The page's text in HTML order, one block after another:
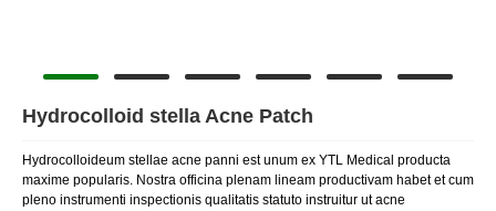
Hydrocolloid stella Acne Patch
Hydrocolloideum stellae acne panni est unum ex YTL Medical producta
maxime popularis. Nostra officina plenam lineam productivam habet et cum
pleno instrumenti inspectionis qualitatis statuto instruitur ut acne